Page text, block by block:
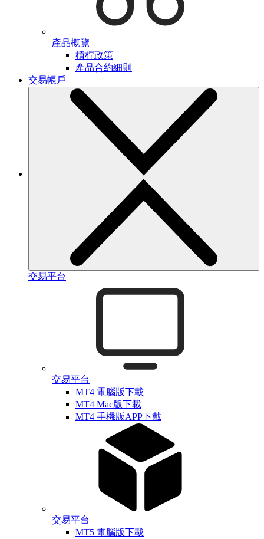
產品概覽
槓桿政策
產品合約細則
交易帳戶
交易平台
交易平台
MT4 電腦版下載
MT4 Mac版下載
MT4 手機版APP下戴
交易平台
MT5 電腦版下載